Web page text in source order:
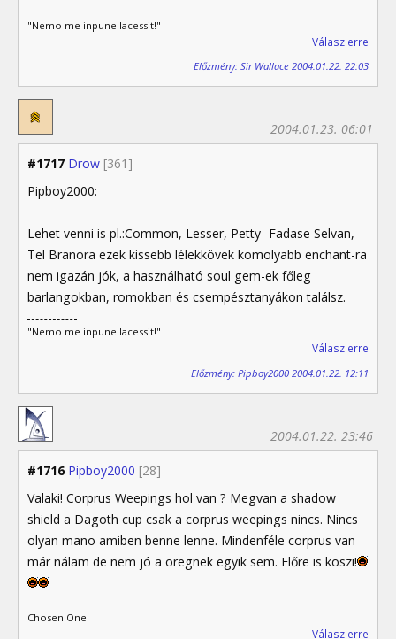
"Nemo me inpune lacessit!"
Válasz erre
Előzmény: Sir Wallace 2004.01.22. 22:03
#1717 Drow [361]
2004.01.23. 06:01
Pipboy2000:
Lehet venni is pl.:Common, Lesser, Petty -Fadase Selvan,
Tel Branora ezek kissebb lélekkövek komolyabb enchant-ra
nem igazán jók, a használható soul gem-ek főleg
barlangokban, romokban és csempésztanyákon találsz.
"Nemo me inpune lacessit!"
Válasz erre
Előzmény: Pipboy2000 2004.01.22. 12:11
#1716 Pipboy2000 [28]
2004.01.22. 23:46
Valaki! Corprus Weepings hol van ? Megvan a shadow
shield a Dagoth cup csak a corprus weepings nincs. Nincs
olyan mano amiben benne lenne. Mindenféle corprus van
már nálam de nem jó a öregnek egyik sem. Előre is köszi!
Chosen One
Válasz erre